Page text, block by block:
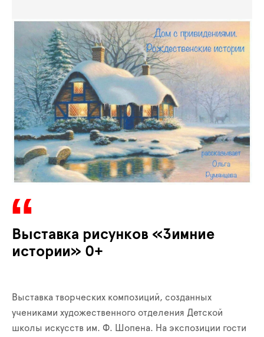
Выставка рисунков «Зимние
истории» 0+
Выставка творческих композиций, созданных
учениками художественного отделения Детской
школы искусств им. Ф. Шопена. На экспозиции гости